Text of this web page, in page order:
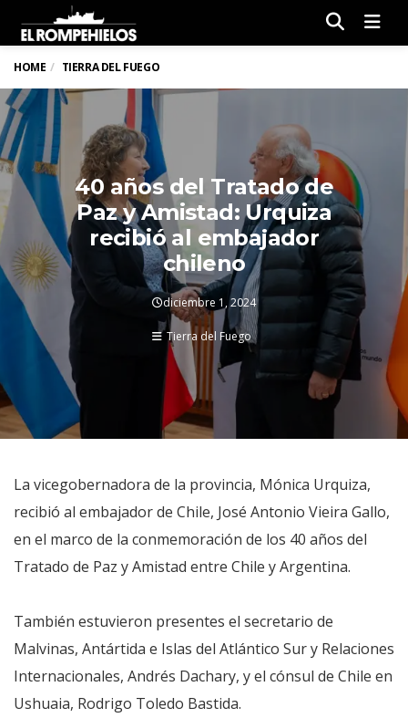
HOME TIERRA DEL FUEGO
40 años del Tratado de
Paz y Amistad: Urquiza
recibió al embajador
chileno
diciembre 1, 2024
Tierra del Fuego
La vicegobernadora de la provincia, Mónica Urquiza,
recibió al embajador de Chile, José Antonio Vieira Gallo,
en el marco de la conmemoración de los 40 años del
Tratado de Paz y Amistad entre Chile y Argentina.
También estuvieron presentes el secretario de
Malvinas, Antártida e Islas del Atlántico Sur y Relaciones
Internacionales, Andrés Dachary, y el cónsul de Chile en
Ushuaia, Rodrigo Toledo Bastida.